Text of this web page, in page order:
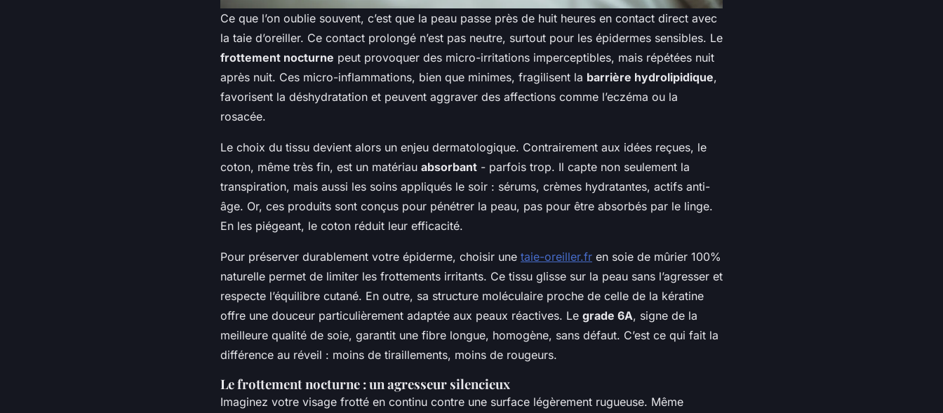
Ce que l’on oublie souvent, c’est que la peau passe près de huit heures en contact direct avec
la taie d’oreiller. Ce contact prolongé n’est pas neutre, surtout pour les épidermes sensibles. Le
frottement nocturne peut provoquer des micro-irritations imperceptibles, mais répétées nuit
après nuit. Ces micro-inflammations, bien que minimes, fragilisent la barrière hydrolipidique,
favorisent la déshydratation et peuvent aggraver des affections comme l’eczéma ou la
rosacée.
Le choix du tissu devient alors un enjeu dermatologique. Contrairement aux idées reçues, le
coton, même très fin, est un matériau absorbant - parfois trop. Il capte non seulement la
transpiration, mais aussi les soins appliqués le soir : sérums, crèmes hydratantes, actifs anti-
âge. Or, ces produits sont conçus pour pénétrer la peau, pas pour être absorbés par le linge.
En les piégeant, le coton réduit leur efficacité.
Pour préserver durablement votre épiderme, choisir une taie-oreiller.fr en soie de mûrier 100%
naturelle permet de limiter les frottements irritants. Ce tissu glisse sur la peau sans l’agresser et
respecte l’équilibre cutané. En outre, sa structure moléculaire proche de celle de la kératine
offre une douceur particulièrement adaptée aux peaux réactives. Le grade 6A, signe de la
meilleure qualité de soie, garantit une fibre longue, homogène, sans défaut. C’est ce qui fait la
différence au réveil : moins de tiraillements, moins de rougeurs.
Le frottement nocturne : un agresseur silencieux
Imaginez votre visage frotté en continu contre une surface légèrement rugueuse. Même